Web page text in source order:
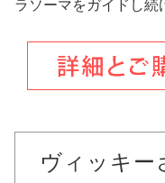
ラソーマをガイドし続
ヴィッキー